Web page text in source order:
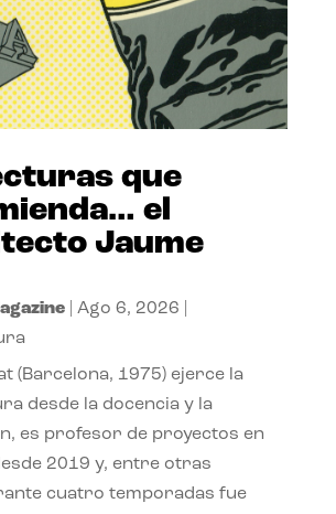
que
el
Jaume
| Ago 6, 2026
(Barcelona, 1975) ejerce la
desde la docencia y la
es profesor de proyectos en
2019 y, entre otras
cuatro temporadas fue